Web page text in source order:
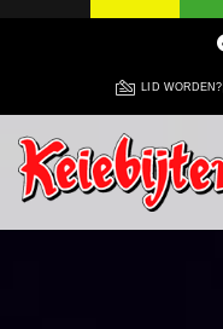
LID WORDEN?